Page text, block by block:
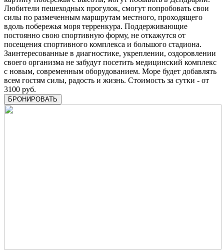
Любители пешеходных прогулок, смогут попробовать свои
силы по размеченным маршрутам местного, проходящего
вдоль побережья моря терренкура. Поддерживающие
постоянно свою спортивную форму, не откажутся от
посещения спортивного комплекса и большого стадиона.
Заинтересованные в диагностике, укреплении, оздоровлении
своего организма не забудут посетить медицинский комплекс
с новым, современным оборудованием. Море будет добавлять
всем гостям силы, радость и жизнь. Стоимость за сутки - от
3100 руб.
БРОНИРОВАТЬ